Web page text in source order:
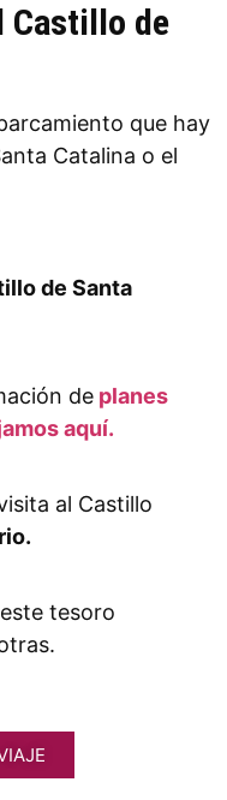
Castillo de
que hay
Catalina o el
de Santa
de planes
aquí.
al Castillo
tesoro